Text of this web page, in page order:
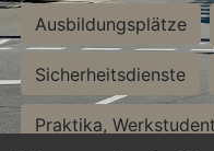
Ausbildungsplätze
Sicherheitsdienste
Praktika,